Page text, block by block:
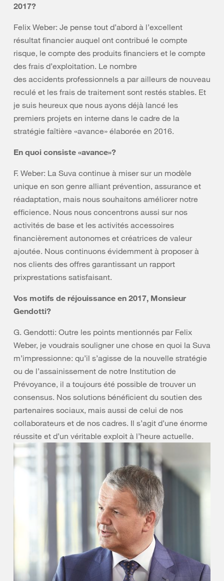
2017?
Felix Weber: Je pense tout d’abord à l’excellent
résultat financier auquel ont contribué le compte
risque, le compte des produits financiers et le compte
des frais d’exploitation. Le nombre
des accidents professionnels a par ailleurs de nouveau
reculé et les frais de traitement sont restés stables. Et
je suis heureux que nous ayons déjà lancé les
premiers projets en interne dans le cadre de la
stratégie faîtière «avance» élaborée en 2016.
En quoi consiste «avance»?
F. Weber: La Suva continue à miser sur un modèle
unique en son genre alliant prévention, assurance et
réadaptation, mais nous souhaitons améliorer notre
efficience. Nous nous concentrons aussi sur nos
activités de base et les activités accessoires
financièrement autonomes et créatrices de valeur
ajoutée. Nous continuons évidemment à proposer à
nos clients des offres garantissant un rapport
prixprestations satisfaisant.
Vos motifs de réjouissance en 2017, Monsieur
Gendotti?
G. Gendotti: Outre les points mentionnés par Felix
Weber, je voudrais souligner une chose en quoi la Suva
m’impressionne: qu’il s’agisse de la nouvelle stratégie
ou de l’assainissement de notre Institution de
Prévoyance, il a toujours été possible de trouver un
consensus. Nos solutions bénéficient du soutien des
partenaires sociaux, mais aussi de celui de nos
collaborateurs et de nos cadres. Il s’agit d’une énorme
réussite et d’un véritable exploit à l’heure actuelle.